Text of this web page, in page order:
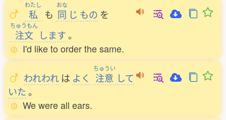
わたし
私 も
おな
同 じ もの を
ちゅうもん
注文 します。
I'd like to order the same.
われわれ は よく
ちゅうい
注意 して
いた。
We were all ears.